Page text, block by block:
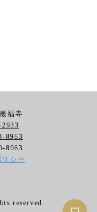
最福寺
8963
8963
シー
reserved.